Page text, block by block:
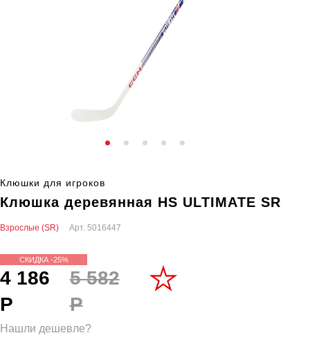
Клюшки для игроков
Клюшка деревянная HS ULTIMATE SR
Взрослые (SR) Арт. 5016447
СКИДКА -25%
4 186
Р
5 582
Р
Нашли дешевле?